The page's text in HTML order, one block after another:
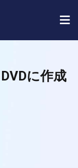
に作成